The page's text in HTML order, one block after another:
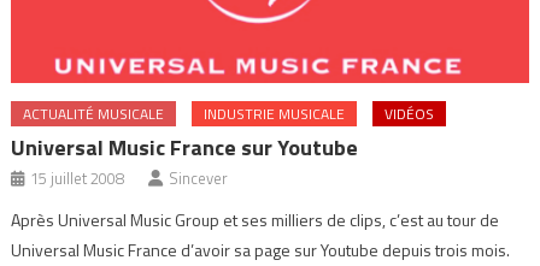
ACTUALITÉ MUSICALE INDUSTRIE MUSICALE VIDÉOS
Universal Music France sur Youtube
15 juillet 2008 Sincever
Après Universal Music Group et ses milliers de clips, c’est au tour de
Universal Music France d’avoir sa page sur Youtube depuis trois mois.